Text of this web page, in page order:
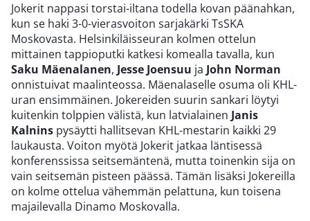
Jokerit nappasi torstai-iltana todella kovan päänahkan,
kun se haki 3-0-vierasvoiton sarjakärki TsSKA
Moskovasta. Helsinkiläisseuran kolmen ottelun
mittainen tappioputki katkesi komealla tavalla, kun
Saku Mäenalanen, Jesse Joensuu ja John Norman
onnistuivat maalinteossa. Mäenalaselle osuma oli KHL-
uran ensimmäinen. Jokereiden suurin sankari löytyi
kuitenkin tolppien välistä, kun latvialainen Janis
Kalnins pysäytti hallitsevan KHL-mestarin kaikki 29
laukausta. Voiton myötä Jokerit jatkaa läntisessä
konferenssissa seitsemäntenä, mutta toinenkin sija on
vain seitsemän pisteen päässä. Tämän lisäksi Jokereilla
on kolme ottelua vähemmän pelattuna, kun toisena
majailevalla Dinamo Moskovalla.